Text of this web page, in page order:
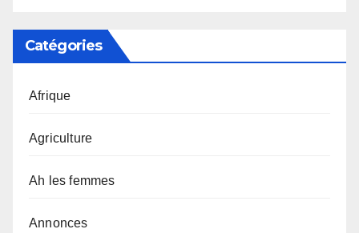
Catégories
Afrique
Agriculture
Ah les femmes
Annonces